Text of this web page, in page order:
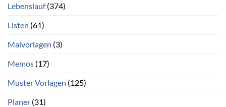
Lebenslauf(374)
Listen (61)
Malvorlagen (3)
Memos (17)
Muster Vorlagen (125)
Planer (31)